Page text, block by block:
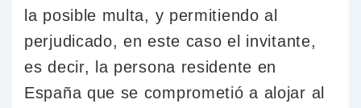
la posible multa, y permitiendo al
perjudicado, en este caso el invitante,
es decir, la persona residente en
España que se comprometió a alojar al